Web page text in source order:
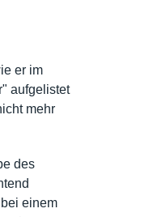
er im
aufgelistet
mehr
des
einem